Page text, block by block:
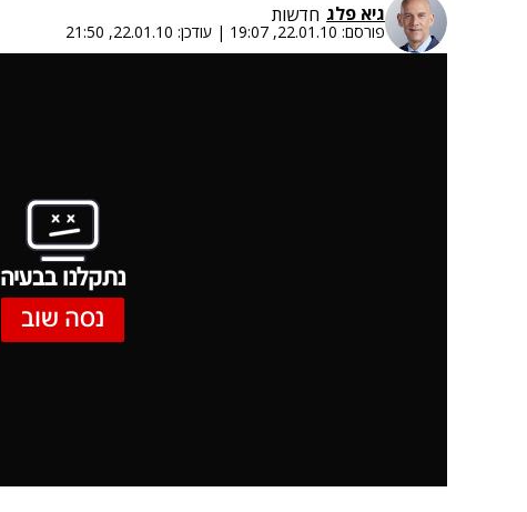
גיא פלג חדשות
פורסם: 22.01.10, 19:07
| עודכן: 22.01.10, 21:50
נתקלנו בבעיה
נסה שוב